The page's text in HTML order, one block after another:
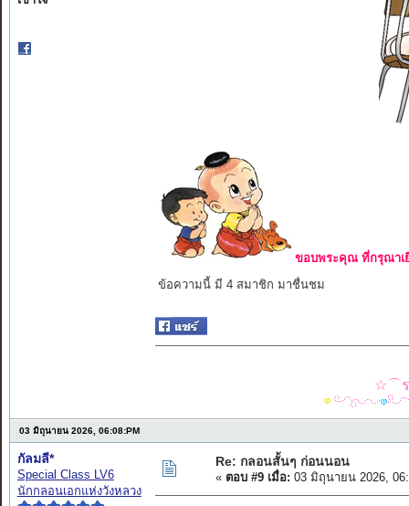
ขอบพระคุณ ที่กรุณาเ
ข้อความนี้ มี 4 สมาชิก มาชื่นชม
☆⌒ร
03 มิถุนายน 2026, 06:08:PM
กัลมลี*
Special Class LV6
นักกลอนเอกแห่งวังหลวง
Re: กลอนสั้นๆ ก่อนนอน
« ตอบ #9 เมื่อ: 03 มิถุนายน 2026,